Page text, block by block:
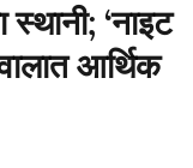
‘नाइट
आर्थिक